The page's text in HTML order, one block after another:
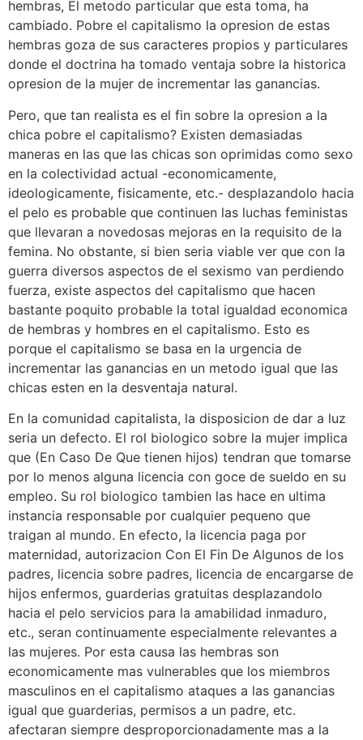
hembras, El metodo particular que esta toma, ha
cambiado. Pobre el capitalismo la opresion de estas
hembras goza de sus caracteres propios y particulares
donde el doctrina ha tomado ventaja sobre la historica
opresion de la mujer de incrementar las ganancias.
Pero, que tan realista es el fin sobre la opresion a la
chica pobre el capitalismo? Existen demasiadas
maneras en las que las chicas son oprimidas como sexo
en la colectividad actual -economicamente,
ideologicamente, fisicamente, etc.- desplazandolo hacia
el pelo es probable que continuen las luchas feministas
que llevaran a novedosas mejoras en la requisito de la
femina. No obstante, si bien seri­a viable ver que con la
guerra diversos aspectos de el sexismo van perdiendo
fuerza, existe aspectos del capitalismo que hacen
bastante poquito probable la total igualdad economica
de hembras y hombres en el capitalismo. Esto es
porque el capitalismo se basa en la urgencia de
incrementar las ganancias en un metodo igual que las
chicas esten en la desventaja natural.
En la comunidad capitalista, la disposicion de dar a luz
seri­a un defecto. El rol biologico sobre la mujer implica
que (En Caso De Que tienen hijos) tendran que tomarse
por lo menos alguna licencia con goce de sueldo en su
empleo. Su rol biologico tambien las hace en ultima
instancia responsable por cualquier pequeno que
traigan al mundo. En efecto, la licencia paga por
maternidad, autorizacion Con El Fin De Algunos de los
padres, licencia sobre padres, licencia de encargarse de
hijos enfermos, guarderias gratuitas desplazandolo
hacia el pelo servicios para la amabilidad inmaduro,
etc., seran continuamente especialmente relevantes a
las mujeres. Por esta causa las hembras son
economicamente mas vulnerables que los miembros
masculinos en el capitalismo ataques a las ganancias
igual que guarderias, permisos a un padre, etc.
afectaran siempre desproporcionadamente mas a la